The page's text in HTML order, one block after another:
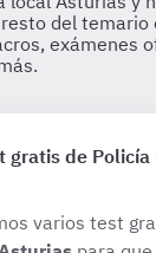
gratis de
varios test